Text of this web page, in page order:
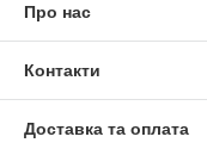
Про нас
Контакти
Доставка та оплата